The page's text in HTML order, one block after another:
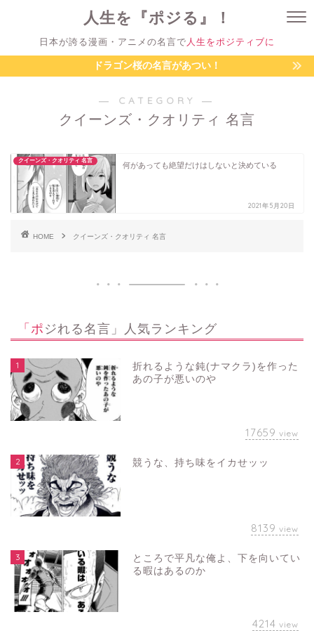
人生を『ポジる』！
日本が誇る漫画・アニメの名言で 人生をポジティブに
ドラゴン桜の名言があつい！
― CATEGORY ―
クイーンズ・クオリティ 名言
クイーンズ・クオリティ 名言
何があっても絶望だけはしないと決めている
2021年5月20日
HOME クイーンズ・クオリティ 名言
「ポジれる名言」人気ランキング
1
折れるような鈍(ナマクラ)を作った
あの子が悪いのや
17659 view
2 競うな、持ち味をイカせッッ
8139 view
3
ところで平凡な俺よ、下を向いてい
る暇はあるのか
4214 view